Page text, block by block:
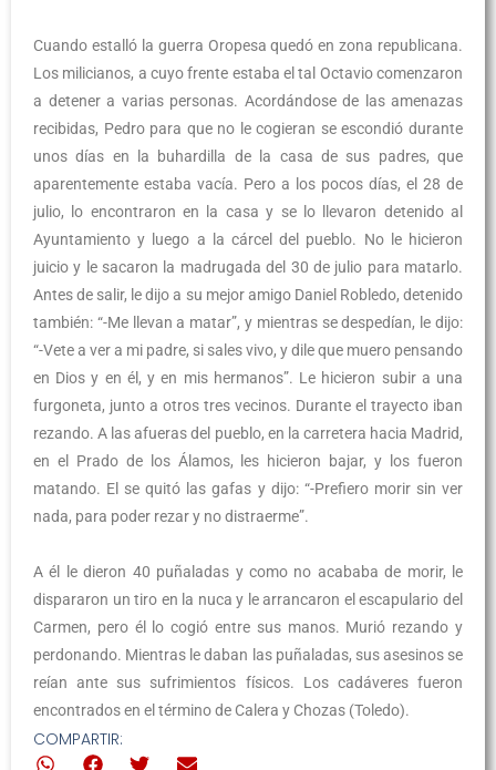
Cuando estalló la guerra Oropesa quedó en zona republicana.
Los milicianos, a cuyo frente estaba el tal Octavio comenzaron
a detener a varias personas. Acordándose de las amenazas
recibidas, Pedro para que no le cogieran se escondió durante
unos días en la buhardilla de la casa de sus padres, que
aparentemente estaba vacía. Pero a los pocos días, el 28 de
julio, lo encontraron en la casa y se lo llevaron detenido al
Ayuntamiento y luego a la cárcel del pueblo. No le hicieron
juicio y le sacaron la madrugada del 30 de julio para matarlo.
Antes de salir, le dijo a su mejor amigo Daniel Robledo, detenido
también: “-Me llevan a matar”, y mientras se despedían, le dijo:
“-Vete a ver a mi padre, si sales vivo, y dile que muero pensando
en Dios y en él, y en mis hermanos”. Le hicieron subir a una
furgoneta, junto a otros tres vecinos. Durante el trayecto iban
rezando. A las afueras del pueblo, en la carretera hacia Madrid,
en el Prado de los Álamos, les hicieron bajar, y los fueron
matando. El se quitó las gafas y dijo: “-Prefiero morir sin ver
nada, para poder rezar y no distraerme”.
A él le dieron 40 puñaladas y como no acababa de morir, le
dispararon un tiro en la nuca y le arrancaron el escapulario del
Carmen, pero él lo cogió entre sus manos. Murió rezando y
perdonando. Mientras le daban las puñaladas, sus asesinos se
reían ante sus sufrimientos físicos. Los cadáveres fueron
encontrados en el término de Calera y Chozas (Toledo).
COMPARTIR: